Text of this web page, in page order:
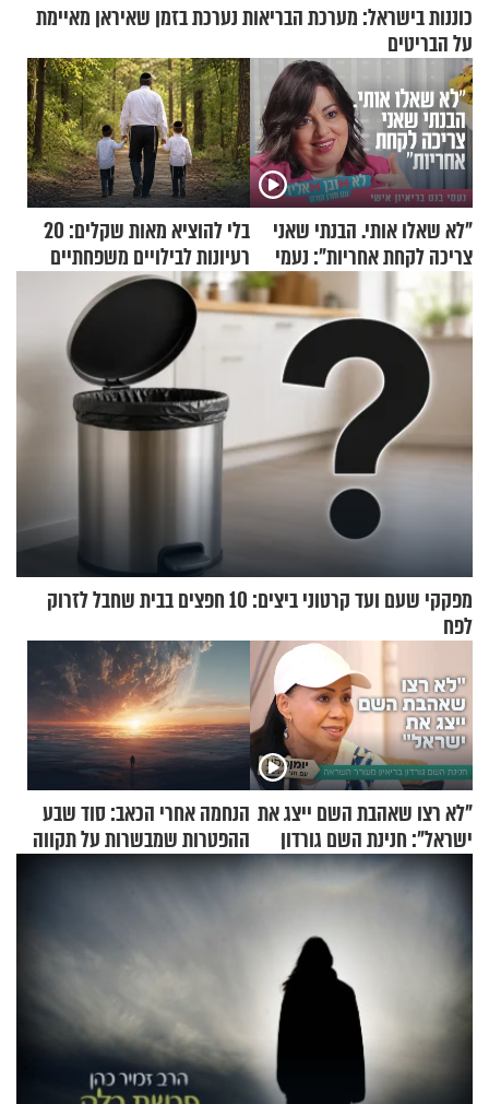
כוננות בישראל: מערכת הבריאות נערכת בזמן שאיראן מאיימת
על הבריטים
"לא שאלו אותי. הבנתי שאני
צריכה לקחת אחריות": נעמי
בנט בריאיון אישי
בלי להוציא מאות שקלים: 20
רעיונות לבילויים משפחתיים
כמעט בחינם
מפקקי שעם ועד קרטוני ביצים: 10 חפצים בבית שחבל לזרוק
לפח
"לא רצו שאהבת השם ייצג את
ישראל": חנינת השם גורדון
בריאיון מעורר השראה
הנחמה אחרי הכאב: סוד שבע
ההפטרות שמבשרות על תקווה
וגאולה